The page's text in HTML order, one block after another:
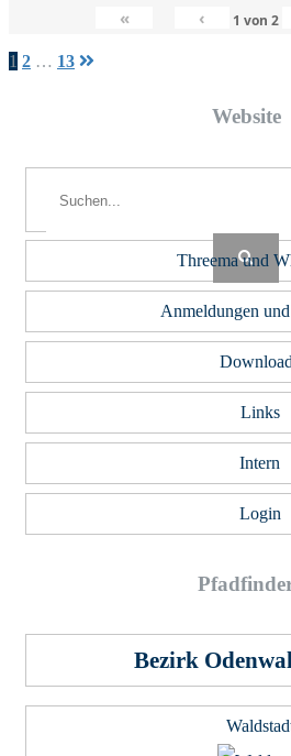
« ‹ 1 von 2
Seitennummerierung
1 2 … 13
Web­site
Threema und
Anmeldungen
Links
Intern
Login
Bezirk